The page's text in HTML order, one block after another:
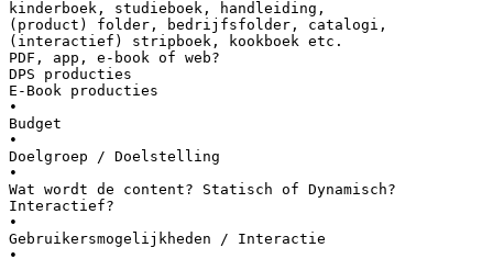
kinderboek, studieboek, handleiding,
(product) folder, bedrijfsfolder, catalogi,
(interactief) stripboek, kookboek etc.
PDF, app, e-book of web?
DPS producties
E-Book producties
•
Budget
•
Doelgroep / Doelstelling
•
Wat wordt de content? Statisch of Dynamisch?
Interactief?
•
Gebruikersmogelijkheden / Interactie
•